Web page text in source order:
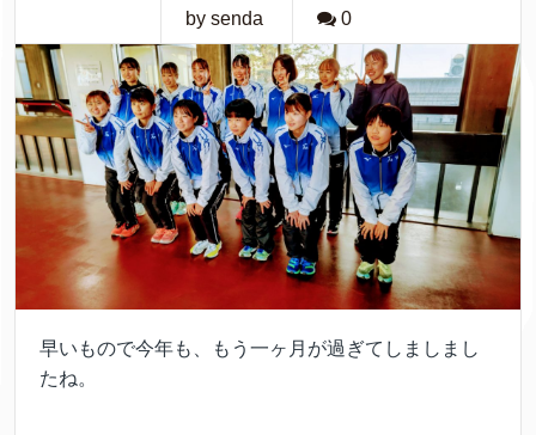
by senda 0
早いもので今年も、もう一ヶ月が過ぎてしましまし
たね。